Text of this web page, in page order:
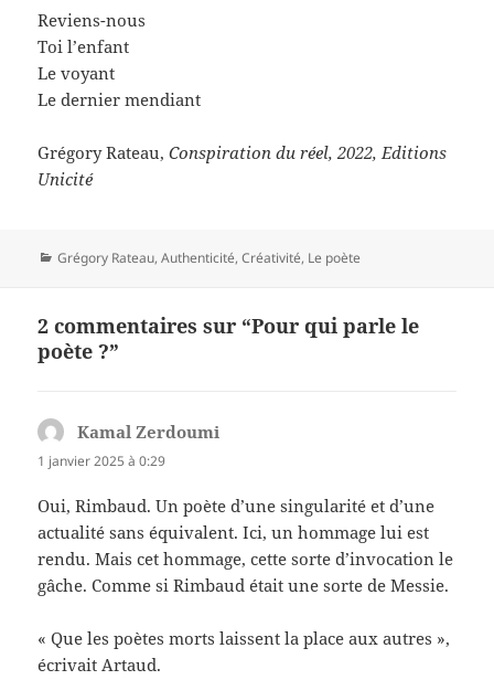
Reviens-nous
Toi l’enfant
Le voyant
Le dernier mendiant
Grégory Rateau,Conspiration du réel, 2022, Editions
Unicité
Catégories
Grégory Rateau,Authenticité,Créativité, Le poète
2 commentaires sur “Pour qui parle le
poète ?”
Kamal Zerdoumi
1 janvier 2025 à 0:29
Oui, Rimbaud. Un poète d’une singularité et d’une
actualité sans équivalent. Ici, un hommage lui est
rendu. Mais cet hommage, cette sorte d’invocation le
gâche. Comme si Rimbaud était une sorte de Messie.
« Que les poètes morts laissent la place aux autres »,
écrivait Artaud.